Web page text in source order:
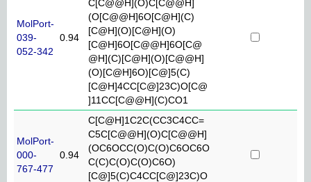
MolPort-
039-
052-342
0.94
C[C@@H](O)C[C@@H]
(O[C@@H]6O[C@H](C)
[C@H](O)[C@H](O)
[C@H]6O[C@@H]6O[C@
@H](C)[C@H](O)[C@@H]
(O)[C@H]6O)[C@]5(C)
[C@H]4CC[C@]23C)O[C@
]11CC[C@@H](C)CO1
MolPort-
000-
767-477
0.94
C[C@H]1C2C(CC3C4CC=
C5C[C@@H](O)C[C@@H]
(OC6OCC(O)C(O)C6OC6O
C(C)C(O)C(O)C6O)
[C@]5(C)C4CC[C@]23C)O